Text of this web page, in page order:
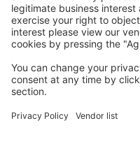
Copyright © eSky.se. Alla